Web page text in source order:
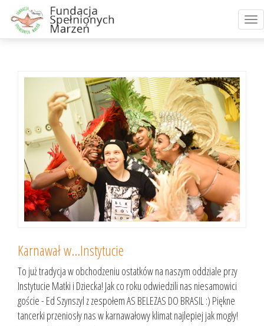
Karnawał w...Instytucie
To już tradycja w obchodzeniu ostatków na naszym oddziale przy
Instytucie Matki i Dziecka! Jak co roku odwiedzili nas niesamowici
goście - Ed Szynszyl z zespołem AS BELEZAS DO BRASIL :) Piękne
tancerki przeniosły nas w karnawałowy klimat najlepiej jak mogły!